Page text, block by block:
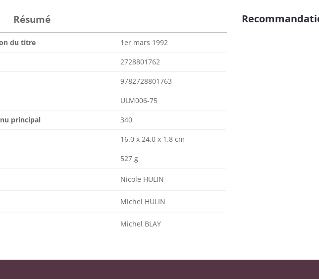
Résumé
du titre 1er mars 1992
2728801762
9782728801763
ULM006-75
principal 340
16.0 x 24.0 x 1.8 cm
527 g
Nicole HULIN
Michel HULIN
Michel BLAY